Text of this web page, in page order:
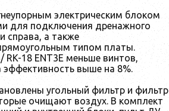
электрическим блоком
для подключения дренажного
справа, а также
типом платы.
RK-18 ENT3Е меньше винтов,
выше на 8%.
угольный фильтр и фильтр
очищают воздух. В комплект